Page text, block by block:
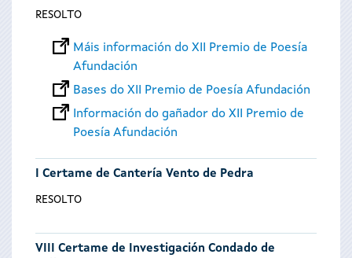
RESOLTO
Máis información do XII Premio de Poesía
Afundación
Bases do XII Premio de Poesía Afundación
Información do gañador do XII Premio de
Poesía Afundación
I Certame de Cantería Vento de Pedra
RESOLTO
VIII Certame de Investigación Condado de